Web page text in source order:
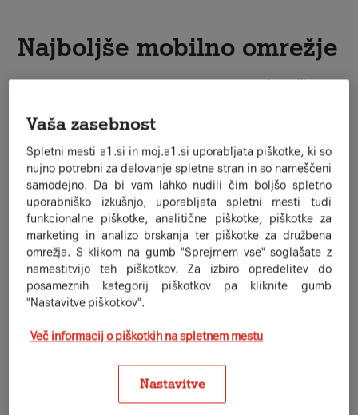
Najboljše mobilno omrežje
Po merjenjih podjetja NET CHECK, ki ocenjujedosegljivost,
Slovenija ocenjeno kotnajboljše mobilno omrežje
Certifikat za najboljše mobilno omrežje v Sloveniji temelji na
metodologiji in meritvah NET CHECK, opravljenih v obdobjih
april-maj 2022 terjulij 2023.Neodvisno testiranje kakovosti
mobilnih omrežij je potekalo po industrijskih standardih ter
analiziralo uporabo glasovne telefonije in prenosa
podatkov na vseh tehnologijah.
Vaša zasebnost
Spletni mesti a1.si in moj.a1.si uporabljata piškotke, ki so
nujno potrebni za delovanje spletne stran in so nameščeni
samodejno. Da bi vam lahko nudili čim boljšo spletno
uporabniško izkušnjo, uporabljata spletni mesti tudi
funkcionalne piškotke, analitične piškotke, piškotke za
marketing in analizo brskanja ter piškotke za družbena
omrežja. S klikom na gumb "Sprejmem vse" soglašate z
namestitvijo teh piškotkov. Za izbiro opredelitev do
posameznih kategorij piškotkov pa kliknite gumb
"Nastavitve piškotkov".
Več informacij o piškotkih na spletnem mestu
Nastavitve